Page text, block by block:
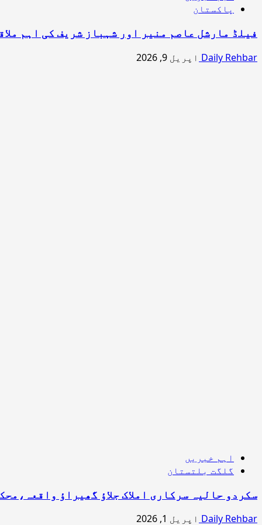
پاکستان
فیلڈ مارشل عاصم منیر اور شہباز شریف کی اہم
Daily Rehbar اپریل 9, 2026
اہم خبریں
گلگت بلتستان
سکردو حالیہ سرکاری املاک جلاؤ گھیراؤ واقعہ،محکمانہ
Daily Rehbar اپریل 1, 2026